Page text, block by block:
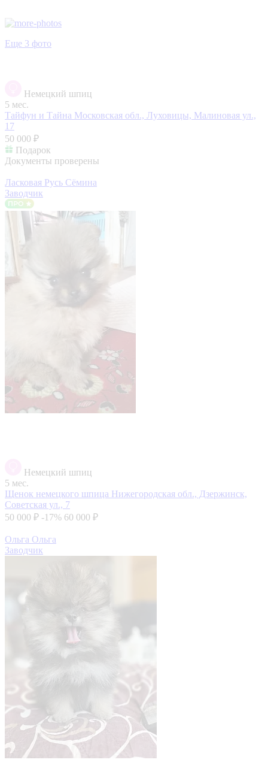
Еще 3 фото
Немецкий шпиц
5 мес.
Тайфун и Тайна Московская обл., Луховицы, Малиновая ул.,
17
50 000 ₽
Подарок
Документы проверены
Ласковая Русь Сёмина
Заводчик
Немецкий шпиц
5 мес.
Щенок немецкого шпица Нижегородская обл., Дзержинск,
Советская ул., 7
50 000 ₽ -17% 60 000 ₽
Ольга Ольга
Заводчик